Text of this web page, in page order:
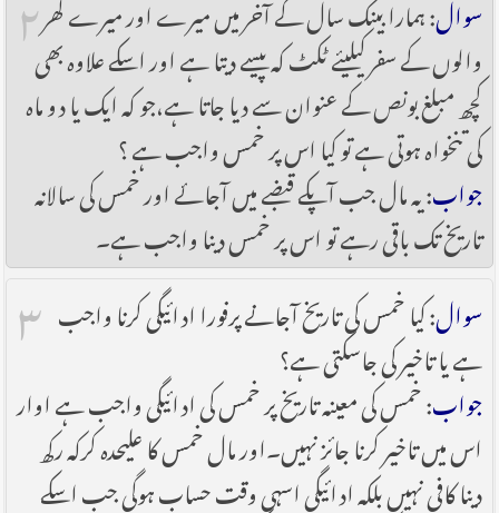
سوال: ہمارا بینک سال کے آخر میں میرے اور میرے گھر
والوں کے سفر کیلیئے ٹکٹ کہ پیسے دیتا ہے اور اسکے علاوہ بھی
کچھ مبلغ بونص کے عنوان سے دیا جاتا ہے،جو کہ ایک یا دو ماہ
کی تنخواہ ہوتی ہے تو کیا اس پر خمس واجب ہے ؟
جواب: یہ مال جب آپکے قبضے میں آجائے اور خمس کی سالانہ
تاریخ تک باقی رہے تو اس پر خمس دینا واجب ہے۔
۳ سوال: کیا خمس کی تاریخ آجانے پرفورا ادائیگی کرنا واجب
ہے یا تاخیر کی جاسکتی ہے؟
جواب: خمس کی معینہ تاریخ پر خمس کی ادائیگی واجب ہے اوار
اس میں تاخیر کرنا جائز نہیں۔اور مال خمس کا علیحدہ کرکہ رکھ
دینا کافی نہیں بلکہ ادائیگی اسہی وقت حساب ہوگی جب اسکے